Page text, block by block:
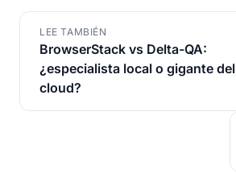
LEE TAMBIÉN
BrowserStack vs Delta-QA:
¿especialista local o gigante del
cloud?